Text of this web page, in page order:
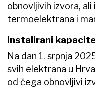
obnovljivih izvora,
termoelektrana i
Instalirani
Na dan 1. srpnja
svih elektrana u
od čega obnovljivi